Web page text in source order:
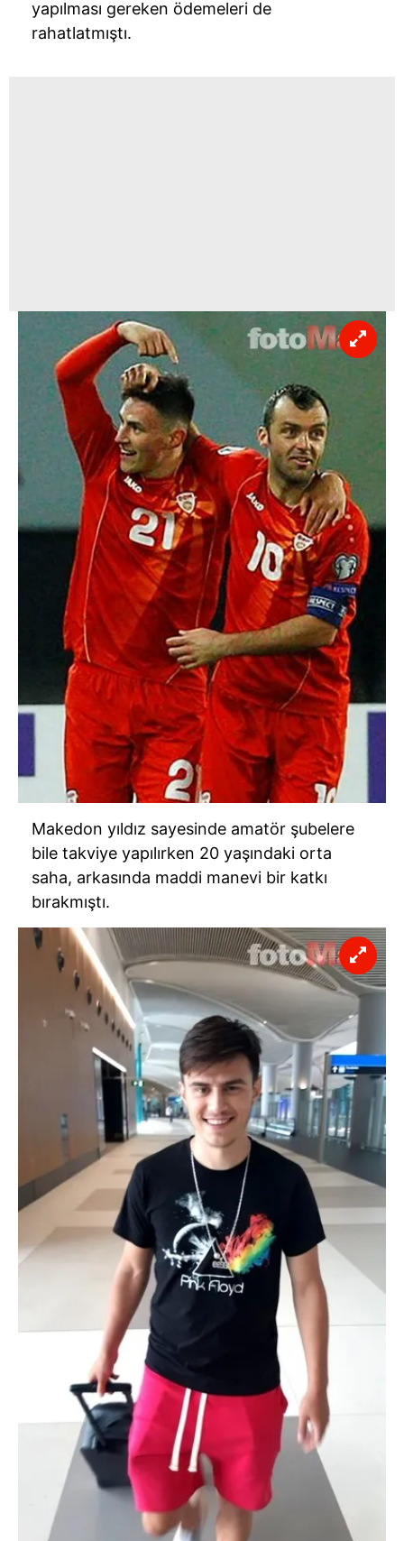
yapılması gereken ödemeleri de
rahatlatmıştı.
Makedon yıldız sayesinde amatör şubelere
bile takviye yapılırken 20 yaşındaki orta
saha, arkasında maddi manevi bir katkı
bırakmıştı.